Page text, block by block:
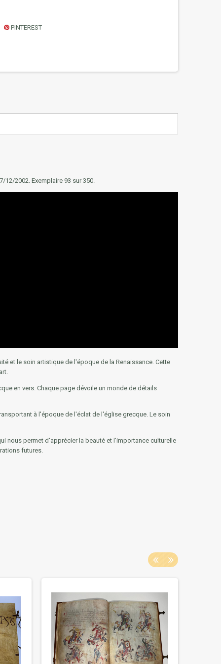
PINTEREST
12/2002. Exemplaire 93 sur 350.
et le soin artistique de l'époque de la Renaissance. Cette
en vers. Chaque page dévoile un monde de détails
à l'époque de l'éclat de l'église grecque. Le soin
nous permet d'apprécier la beauté et l'importance culturelle
futures.